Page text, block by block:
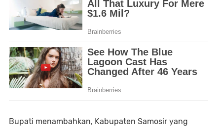
Bupati menambahkan, Kabupaten Samosir yang